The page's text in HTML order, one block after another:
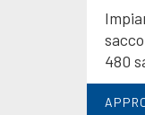
480